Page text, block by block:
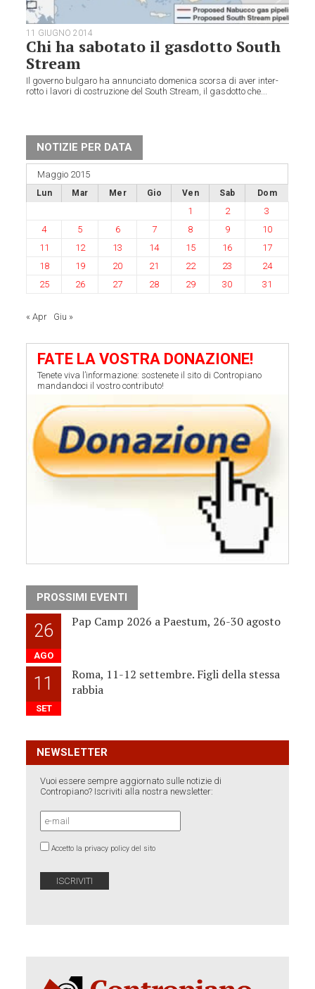
11 GIUGNO 2014
Chi ha sabotato il gasdotto South
Stream
Il governo bul­garo ha annun­ciato dome­nica scorsa di aver inter­
rotto i lavori di costru­zione del South Stream, il gasdotto che...
NOTIZIE PER DATA
Maggio 2015
Lun Mar Mer Gio Ven Sab Dom
1 2
3
4
5 6 7 8 9
10
11
12 13 14 15 16
17
18
19 20 21 22 23
24
25
26 27 28 29 30 31
« Apr Giu »
FATE LA VOSTRA DONAZIONE!
Tenete viva l’informazione: sostenete il sito di Contropiano
mandandoci il vostro contributo!
PROSSIMI EVENTI
26
AGO
Pap Camp 2026 a Paestum, 26-30 agosto
11
SET
Roma, 11-12 settembre. Figli della stessa
rabbia
NEWSLETTER
Vuoi essere sempre aggiornato sulle notizie di
Contropiano? Iscriviti alla nostra newsletter:
Accetto la privacy policy del sito